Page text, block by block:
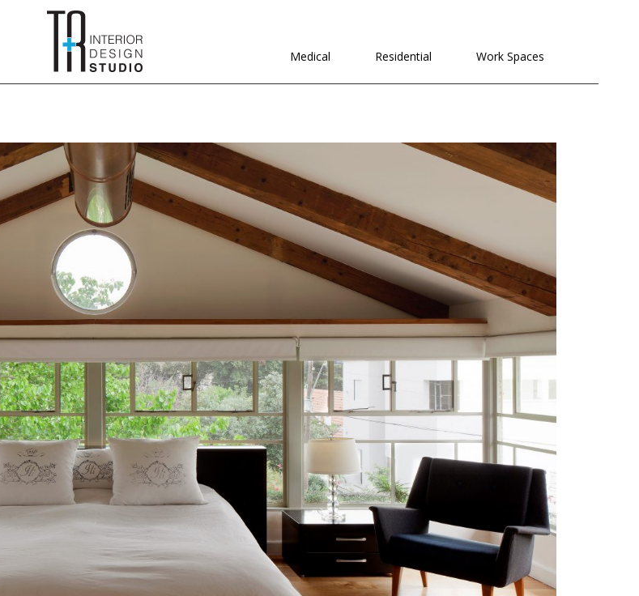
Work Spaces
Residential
Medical